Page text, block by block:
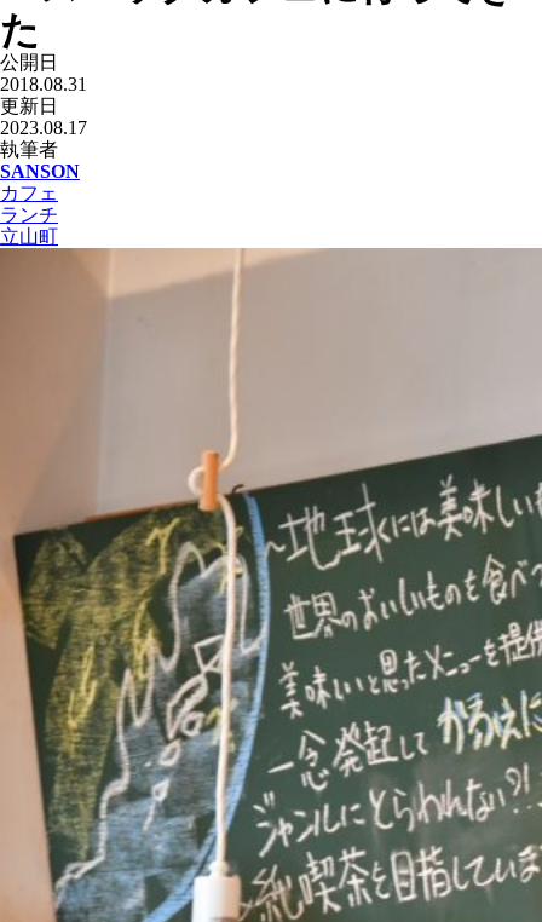
た
公開日
2018.08.31
更新日
2023.08.17
執筆者
SANSON
カフェ
ランチ
立山町